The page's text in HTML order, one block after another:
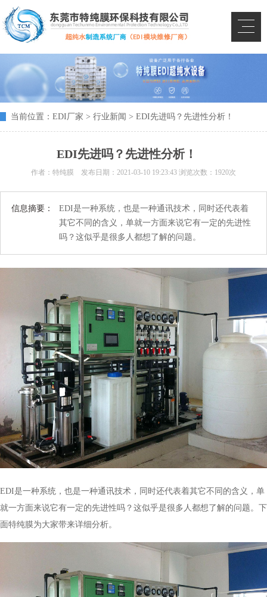
当前位置： EDI厂家 > 行业新闻 > EDI先进吗？先进性分析！
EDI先进吗？先进性分析！
作者：特纯膜 发布日期： 2021-03-10 19:23:43 浏览次数：1920次
信息摘要：
EDI是一种系统，也是一种通讯技术，同时还代表着
其它不同的含义，单就一方面来说它有一定的先进性
吗？这似乎是很多人都想了解的问题。
EDI是一种系统，也是一种通讯技术，同时还代表着其它不同的含义，单
就一方面来说它有一定的先进性吗？这似乎是很多人都想了解的问题。下
面特纯膜为大家带来详细分析。